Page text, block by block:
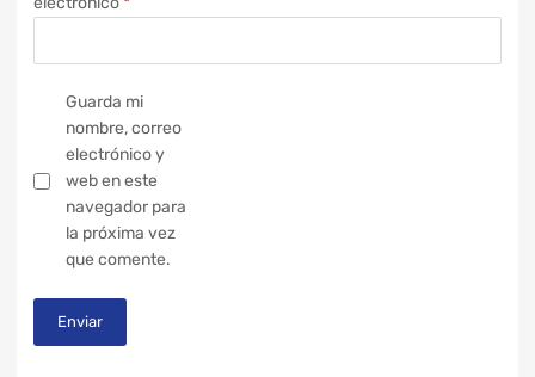
Guarda mi
nombre, correo
electrónico y
web en este
navegador para
la próxima vez
que comente.